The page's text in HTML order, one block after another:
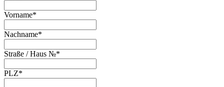
Vorname*
Nachname*
Straße / Haus №*
PLZ*